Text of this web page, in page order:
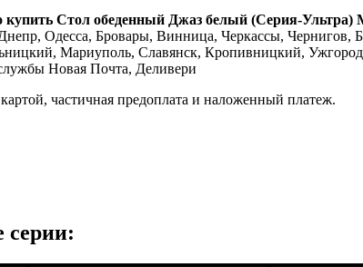
купить Cтол обеденный Джаз белый (Серия-
Одесса, Бровары, Винница, Черкассы, Чернигов,
Мариуполь, Славянск, Кропивницкий,
Новая Почта, Деливери
частичная предоплата и наложенный платеж.
серии: